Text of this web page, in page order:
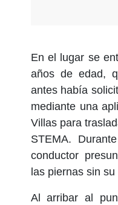
En el lugar se
años de edad,
antes había
mediante una
Villas para
STEMA.
conductor
las piernas sin
Al arribar al